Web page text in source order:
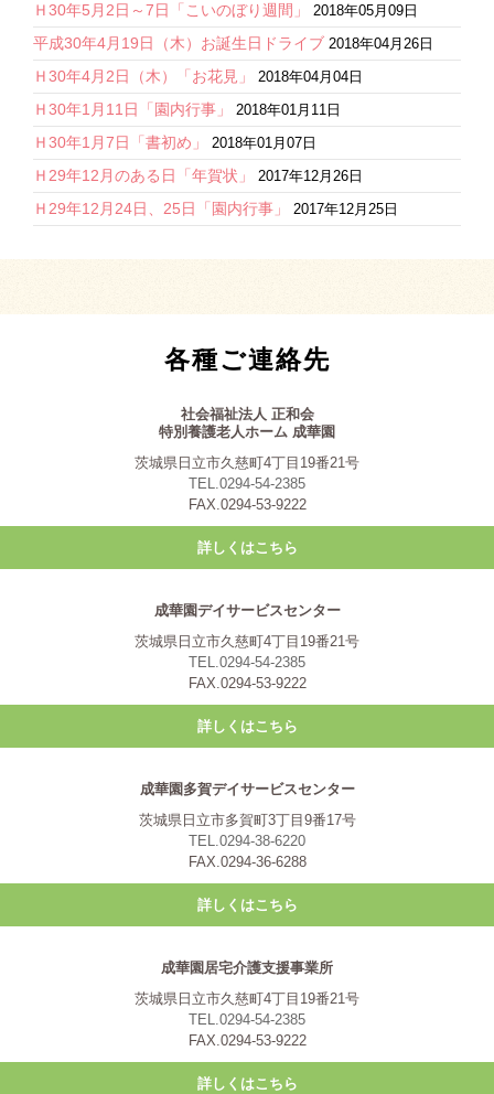
Ｈ30年5月2日～7日「こいのぼり週間」 2018年05月09日
平成30年4月19日（木）お誕生日ドライブ 2018年04月26日
Ｈ30年4月2日（木）「お花見」 2018年04月04日
Ｈ30年1月11日「園内行事」 2018年01月11日
Ｈ30年1月7日「書初め」 2018年01月07日
Ｈ29年12月のある日「年賀状」 2017年12月26日
Ｈ29年12月24日、25日「園内行事」 2017年12月25日
各種ご連絡先
社会福祉法人 正和会
特別養護老人ホーム 成華園
茨城県日立市久慈町4丁目19番21号
TEL.0294-54-2385
FAX.0294-53-9222
詳しくはこちら
成華園デイサービスセンター
茨城県日立市久慈町4丁目19番21号
TEL.0294-54-2385
FAX.0294-53-9222
詳しくはこちら
成華園多賀デイサービスセンター
茨城県日立市多賀町3丁目9番17号
TEL.0294-38-6220
FAX.0294-36-6288
詳しくはこちら
成華園居宅介護支援事業所
茨城県日立市久慈町4丁目19番21号
TEL.0294-54-2385
FAX.0294-53-9222
詳しくはこちら